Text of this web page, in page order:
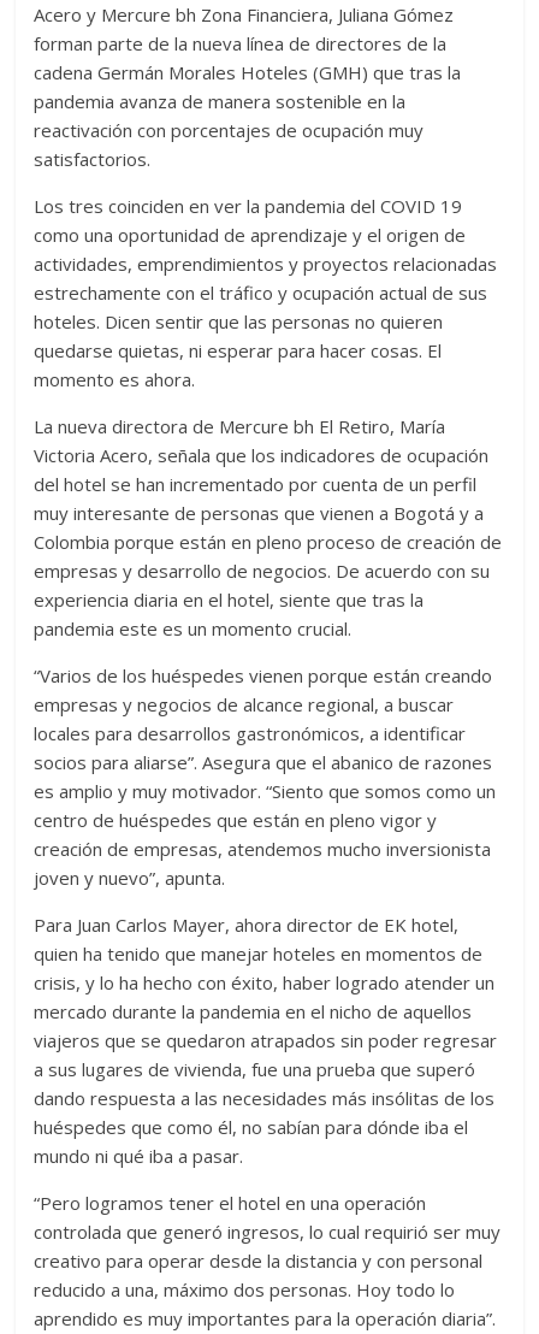
Acero y Mercure bh Zona Financiera, Juliana Gómez
forman parte de la nueva línea de directores de la
cadena Germán Morales Hoteles (GMH) que tras la
pandemia avanza de manera sostenible en la
reactivación con porcentajes de ocupación muy
satisfactorios.
Los tres coinciden en ver la pandemia del COVID 19
como una oportunidad de aprendizaje y el origen de
actividades, emprendimientos y proyectos relacionadas
estrechamente con el tráfico y ocupación actual de sus
hoteles. Dicen sentir que las personas no quieren
quedarse quietas, ni esperar para hacer cosas. El
momento es ahora.
La nueva directora de Mercure bh El Retiro, María
Victoria Acero, señala que los indicadores de ocupación
del hotel se han incrementado por cuenta de un perfil
muy interesante de personas que vienen a Bogotá y a
Colombia porque están en pleno proceso de creación de
empresas y desarrollo de negocios. De acuerdo con su
experiencia diaria en el hotel, siente que tras la
pandemia este es un momento crucial.
“Varios de los huéspedes vienen porque están creando
empresas y negocios de alcance regional, a buscar
locales para desarrollos gastronómicos, a identificar
socios para aliarse”. Asegura que el abanico de razones
es amplio y muy motivador. “Siento que somos como un
centro de huéspedes que están en pleno vigor y
creación de empresas, atendemos mucho inversionista
joven y nuevo”, apunta.
Para Juan Carlos Mayer, ahora director de EK hotel,
quien ha tenido que manejar hoteles en momentos de
crisis, y lo ha hecho con éxito, haber logrado atender un
mercado durante la pandemia en el nicho de aquellos
viajeros que se quedaron atrapados sin poder regresar
a sus lugares de vivienda, fue una prueba que superó
dando respuesta a las necesidades más insólitas de los
huéspedes que como él, no sabían para dónde iba el
mundo ni qué iba a pasar.
“Pero logramos tener el hotel en una operación
controlada que generó ingresos, lo cual requirió ser muy
creativo para operar desde la distancia y con personal
reducido a una, máximo dos personas. Hoy todo lo
aprendido es muy importantes para la operación diaria”.